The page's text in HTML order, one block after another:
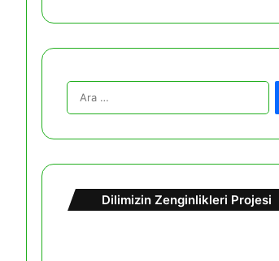
m
Dilimizin Zenginlikleri Projesi